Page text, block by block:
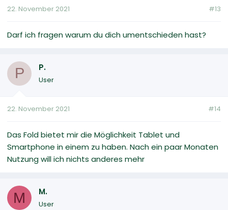
22. November 2021 #13
Darf ich fragen warum du dich umentschieden hast?
P P.
User
22. November 2021 #14
Das Fold bietet mir die Möglichkeit Tablet und
Smartphone in einem zu haben. Nach ein paar Monaten
Nutzung will ich nichts anderes mehr
M M.
User